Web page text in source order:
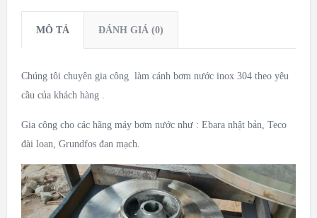
MÔ TẢ ĐÁNH GIÁ (0)
Chúng tôi chuyên gia công làm cánh bơm nước inox 304 theo yêu
cầu của khách hàng .
Gia công cho các hãng máy bơm nước như : Ebara nhật bản, Teco
đài loan, Grundfos đan mạch.